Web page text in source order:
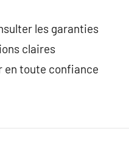
les garanties
claires
en toute confiance